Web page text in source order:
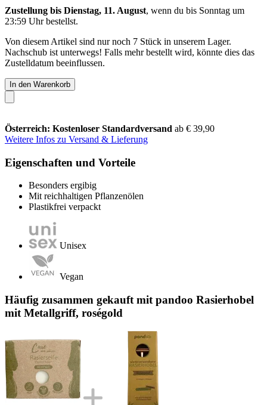
Zustellung bis Dienstag, 11. August, wenn du bis Sonntag um
23:59 Uhrbestellst.
Von diesem Artikel sind nur noch 7 Stück in unserem Lager.
Nachschub ist unterwegs! Falls mehr bestellt wird, könnte dies das
Zustelldatum beeinflussen.
In den Warenkorb
Österreich: Kostenloser Standardversand ab € 39,90
Weitere Infos zu Versand & Lieferung
Eigenschaften und Vorteile
Besonders ergibig
Mit reichhaltigen Pflanzenölen
Plastikfrei verpackt
Unisex
Vegan
Häufig zusammen gekauft mit pandoo Rasierhobel
mit Metallgriff, roségold